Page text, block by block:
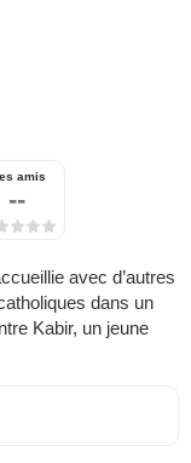
amis
--
avec d’autres
dans un
Kabir, un jeune